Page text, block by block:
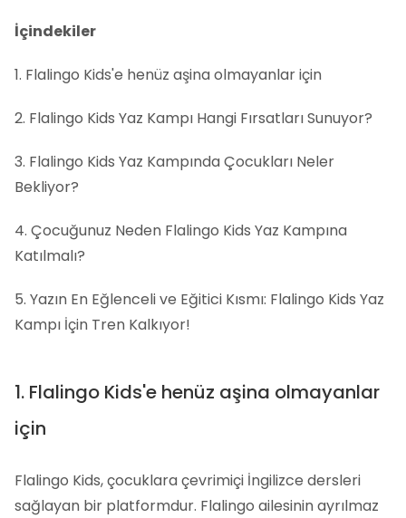
İçindekiler
1. Flalingo Kids'e henüz aşina olmayanlar için
2. Flalingo Kids Yaz Kampı Hangi Fırsatları Sunuyor?
3. Flalingo Kids Yaz Kampında Çocukları Neler
Bekliyor?
4. Çocuğunuz Neden Flalingo Kids Yaz Kampına
Katılmalı?
5. Yazın En Eğlenceli ve Eğitici Kısmı: Flalingo Kids Yaz
Kampı İçin Tren Kalkıyor!
1. Flalingo Kids'e henüz aşina olmayanlar
için
Flalingo Kids, çocuklara çevrimiçi İngilizce dersleri
sağlayan bir platformdur. Flalingo ailesinin ayrılmaz